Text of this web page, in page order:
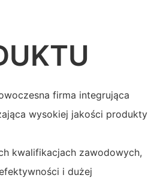
firma integrująca
wysokiej jakości produkty
kwalifikacjach zawodowych,
i dużej